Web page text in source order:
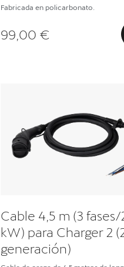
Fabricada en policarbonato.
99,00 €
Cable 4,5 m (3 fases/
kW) para Charger 2
generación)